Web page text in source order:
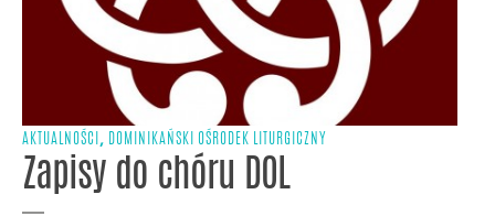
AKTUALNOŚCI , DOMINIKAŃSKI OŚRODEK LITURGICZNY
Zapisy do chóru DOL